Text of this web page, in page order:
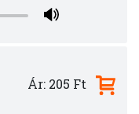
Ár: 205 Ft